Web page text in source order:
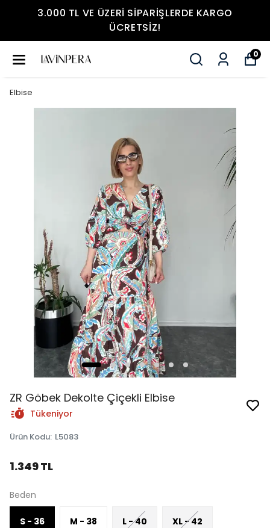
3.000 TL VE ÜZERI SIPARIŞLERDE KARGO
ÜCRETSIZ!
0
Elbise
ZR Göbek Dekolte Çiçekli Elbise
Tükeniyor
Ürün Kodu: L5083
1.349 TL
Beden
S - 36 M - 38 L - 40 XL - 42